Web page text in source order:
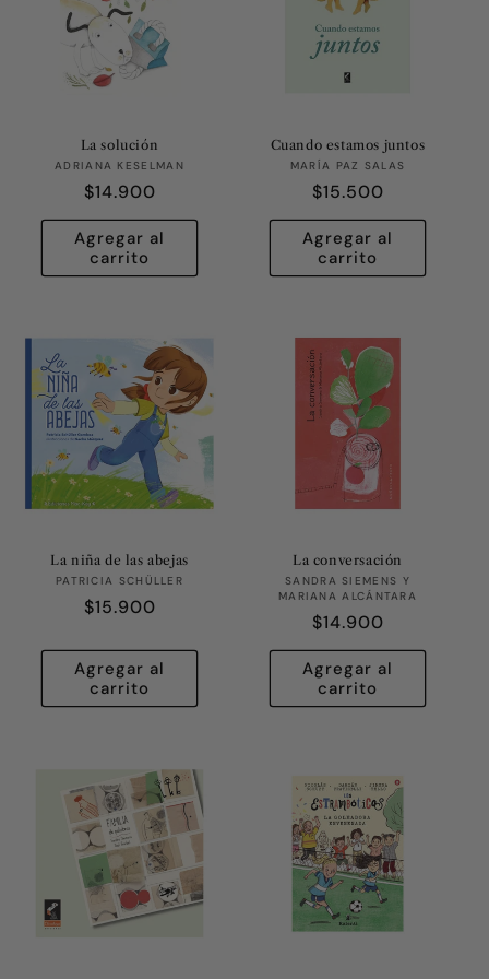
La solución
Proveedor:
ADRIANA KESELMAN
Precio
habitual
$14.900
Agregar al
carrito
Cuando estamos juntos
Proveedor:
MARÍA PAZ SALAS
Precio
habitual
$15.500
Agregar al
carrito
La niña de las abejas
Proveedor:
PATRICIA SCHÜLLER
Precio
$15.900
Agregar al
carrito
La conversación
Proveedor:
SANDRA SIEMENS Y
MARIANA ALCÁNTARA
Precio
habitual
$14.900
Agregar al
carrito